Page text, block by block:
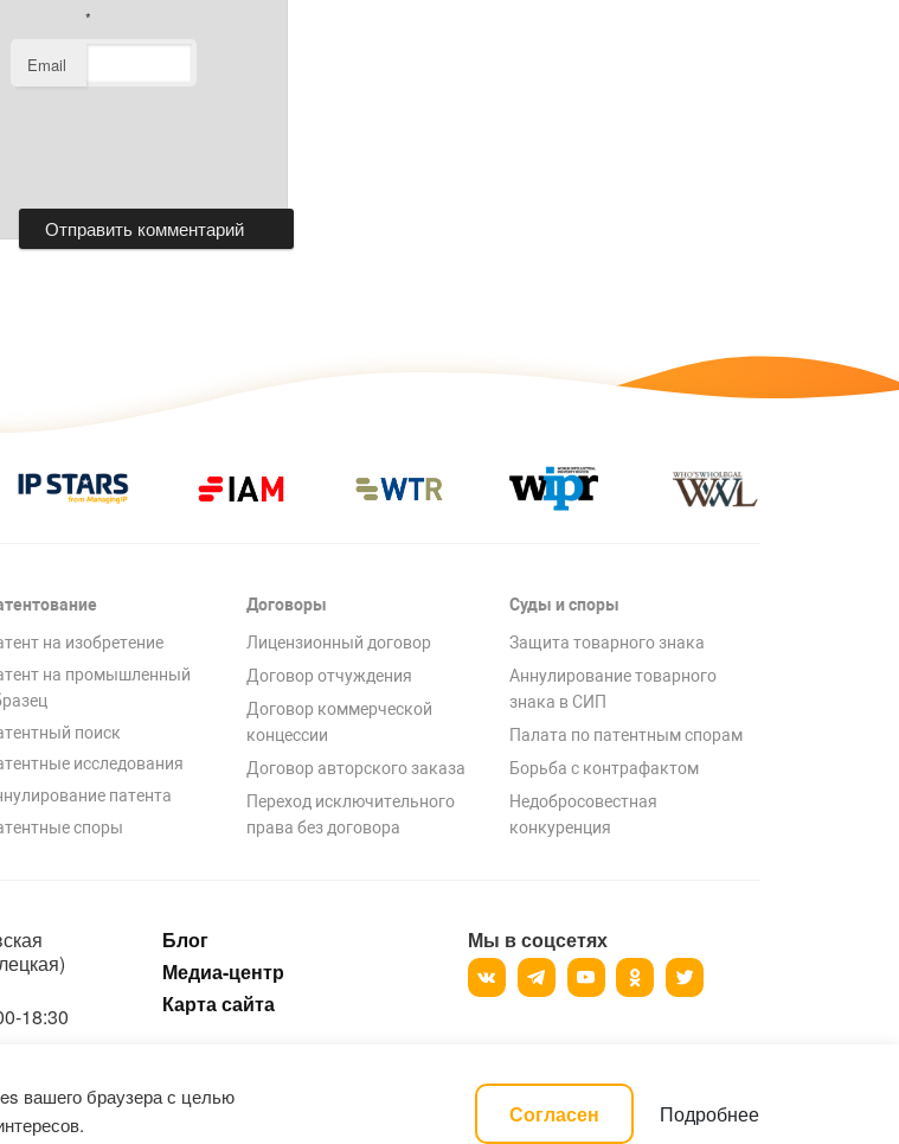
Email
*
на изобретение
на промышленный
поиск
исследования
патента
споры
Договоры
Лицензионный договор
Договор отчуждения
Договор коммерческой
концессии
Договор авторского заказа
Переход исключительного
права без договора
Суды и споры
Защита товарного знака
Аннулирование товарного
знака в СИП
Палата по патентным спорам
Борьба с контрафактом
Недобросовестная
конкуренция
18:30
Блог
Медиа-центр
Карта сайта
Мы в соцсетях
вашего браузера с целью
Согласен Подробнее